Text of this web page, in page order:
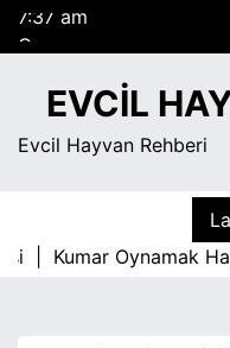
7:37 am
Cuma
7:37 am
EVCIL
Evcil Hayvan Rehberi
|
Kumar Oynamak